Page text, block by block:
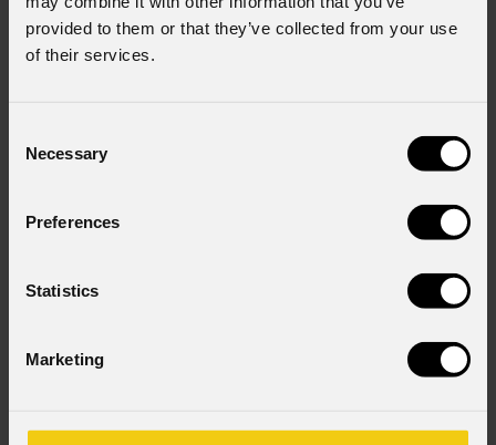
provided to them or that they’ve collected from your use
of their services.
Selection
Necessary
Preferences
Statistics
Marketing
compie un ulteriore importante step nel suo processo di crescita.
L'azienda, già parte di Ampco Flashlight